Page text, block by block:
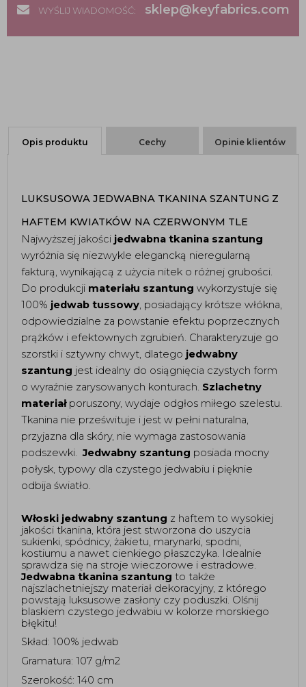
WYŚLIJ WIADOMOŚĆ: sklep@keyfabrics.com
Opis produktu Cechy Opinie klientów
LUKSUSOWA JEDWABNA TKANINA SZANTUNG Z
HAFTEM KWIATKÓW NA CZERWONYM TLE
Najwyższej jakości jedwabna tkanina szantung
wyróżnia się niezwykle elegancką nieregularną
fakturą, wynikającą z użycia nitek o różnej grubości.
Do produkcji materiału szantung wykorzystuje się
100% jedwab tussowy, posiadający krótsze włókna,
odpowiedzialne za powstanie efektu poprzecznych
prążków i efektownych zgrubień. Charakteryzuje go
szorstki i sztywny chwyt, dlatego jedwabny
szantung jest idealny do osiągnięcia czystych form
o wyraźnie zarysowanych konturach. Szlachetny
materiał poruszony, wydaje odgłos miłego szelestu.
Tkanina nie prześwituje i jest w pełni naturalna,
przyjazna dla skóry, nie wymaga zastosowania
podszewki. Jedwabny szantung posiada mocny
połysk, typowy dla czystego jedwabiu i pięknie
odbija światło.
Włoski jedwabny szantung z haftem to wysokiej
jakości tkanina, która jest stworzona do uszycia
sukienki, spódnicy, żakietu, marynarki, spodni,
kostiumu a nawet cienkiego płaszczyka. Idealnie
Jedwabna tkanina szantung to także
najszlachetniejszy materiał dekoracyjny, z którego
powstają luksusowe zasłony czy poduszki. Olśnij
blaskiem czystego jedwabiu w kolorze morskiego
błękitu!
Skład: 100% jedwab
Gramatura: 107 g/m2
Szerokość: 140 cm